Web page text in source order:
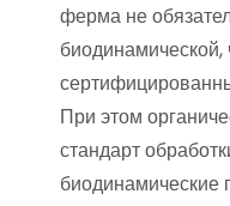
ферма не
При этом
стандарт
биодинамические